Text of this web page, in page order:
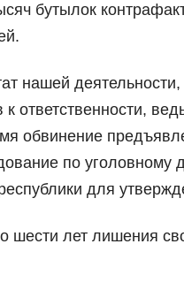
бутылок
нашей
ответственности,
обвинение
по
для
шести лет лишения